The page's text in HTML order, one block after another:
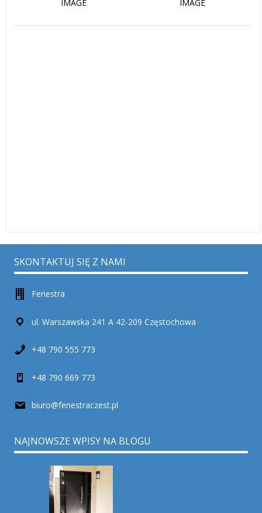
IMAGE
IMAGE
SKONTAKTUJ SIĘ Z NAMI
Fenestra
ul. Warszawska 241 A 42-209 Częstochowa
+48 790 555 773
+48 790 669 773
biuro@fenestraczest.pl
NAJNOWSZE WPISY NA BLOGU